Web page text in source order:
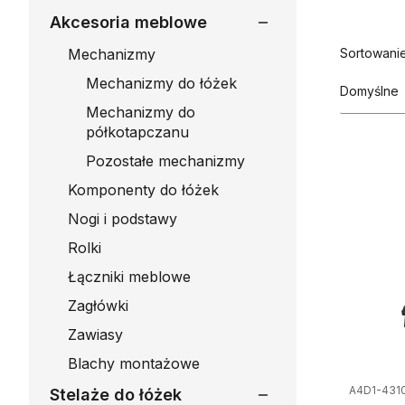
Akcesoria meblowe
Mechanizmy
Mechanizmy do łóżek
Mechanizmy do
półkotapczanu
Pozostałe mechanizmy
Komponenty do łóżek
Nogi i podstawy
Rolki
Łączniki meblowe
Zagłówki
Zawiasy
Blachy montażowe
Stelaże do łóżek
Lista
Domyślne
A4D1-